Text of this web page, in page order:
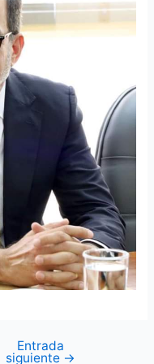
Entrada
siguiente →